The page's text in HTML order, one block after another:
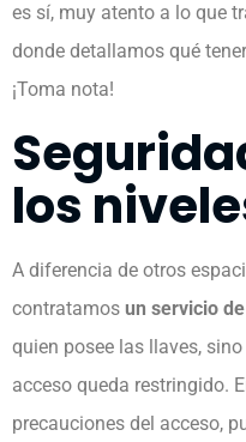
es sí, muy atento a lo que
donde detallamos qué
¡Toma nota!
los
A diferencia de otros
contratamos un servicio
quien posee las llaves,
acceso queda restringido.
precauciones del acceso,